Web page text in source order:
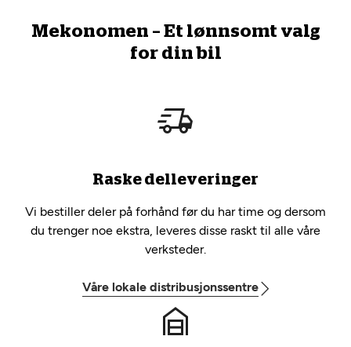
Mekonomen – Et lønnsomt valg
for din bil
Raske delleveringer
Vi bestiller deler på forhånd før du har time og dersom
du trenger noe ekstra, leveres disse raskt til alle våre
verksteder.
Våre lokale distribusjonssentre